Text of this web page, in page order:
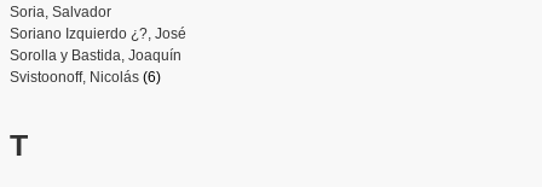
Soria, Salvador
Soriano Izquierdo ¿?, José
Sorolla y Bastida, Joaquín
Svistoonoff, Nicolás(6)
T